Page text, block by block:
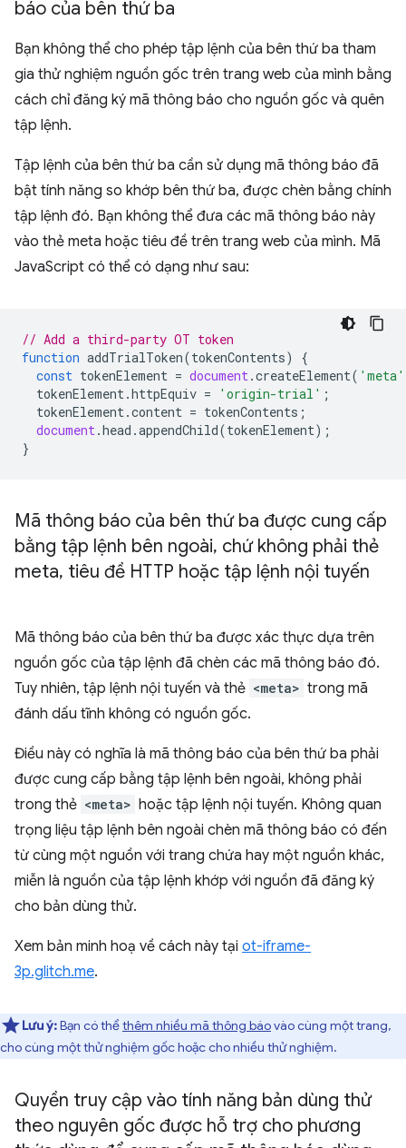
báo của bên thứ ba
Bạn không thể cho phép tập lệnh của bên thứ ba tham
gia thử nghiệm nguồn gốc trên trang web của mình bằng
cách chỉ đăng ký mã thông báo cho nguồn gốc và quên
tập lệnh.
Tập lệnh của bên thứ ba cần sử dụng mã thông báo đã
bật tính năng so khớp bên thứ ba, được chèn bằng chính
tập lệnh đó. Bạn không thể đưa các mã thông báo này
vào thẻ meta hoặc tiêu đề trên trang web của mình. Mã
JavaScript có thể có dạng như sau:
// Add a third-party OT token
function addTrialToken(tokenContents)
{
const tokenElement = document.createElement( 'meta'
tokenElement.httpEquiv = 'origin-trial' ;
tokenElement.content = tokenContents ;
document.head .appendChild(tokenElement);
}
Mã thông báo của bên thứ ba được cung cấp
bằng tập lệnh bên ngoài, chứ không phải thẻ
meta, tiêu đề HTTP hoặc tập lệnh nội tuyến
Mã thông báo của bên thứ ba được xác thực dựa trên
nguồn gốc của tập lệnh đã chèn các mã thông báo đó.
Tuy nhiên, tập lệnh nội tuyến và thẻ <meta> trong mã
đánh dấu tĩnh không có nguồn gốc.
Điều này có nghĩa là mã thông báo của bên thứ ba phải
được cung cấp bằng tập lệnh bên ngoài, không phải
trong thẻ <meta> hoặc tập lệnh nội tuyến. Không quan
trọng liệu tập lệnh bên ngoài chèn mã thông báo có đến
từ cùng một nguồn với trang chứa hay một nguồn khác,
miễn là nguồn của tập lệnh khớp với nguồn đã đăng ký
cho bản dùng thử.
Xem bản minh hoạ về cách này tại ot-iframe-
3p.glitch.me.
Lưu ý:Bạn có thểthêm nhiều mã thông báovào cùng một trang,
cho cùng một thử nghiệm gốc hoặc cho nhiều thử nghiệm.
Quyền truy cập vào tính năng bản dùng thử
theo nguyên gốc được hỗ trợ cho phương